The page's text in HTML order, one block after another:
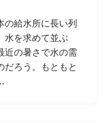
給水所に長い列
水を求めて並ぶ
近の暑さで水の需
だろう。もともと